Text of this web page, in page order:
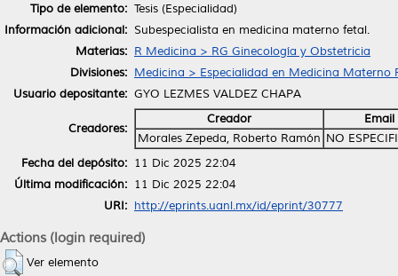
Tipo de elemento: Tesis (Especialidad)
Información adicional: Subespecialista en medicina materno fetal.
Materias: R Medicina > RG Ginecología y Obstetricia
Divisiones: Medicina > Especialidad en Medicina Materno
Usuario depositante: GYO LEZMES VALDEZ CHAPA
Creadores:
Creador
Email
Morales Zepeda, Roberto Ramón NO
Fecha del depósito: 11 Dic 2025 22:04
Última modificación: 11 Dic 2025 22:04
URI: http://eprints.uanl.mx/id/eprint/30777
Actions (login required)
Ver elemento